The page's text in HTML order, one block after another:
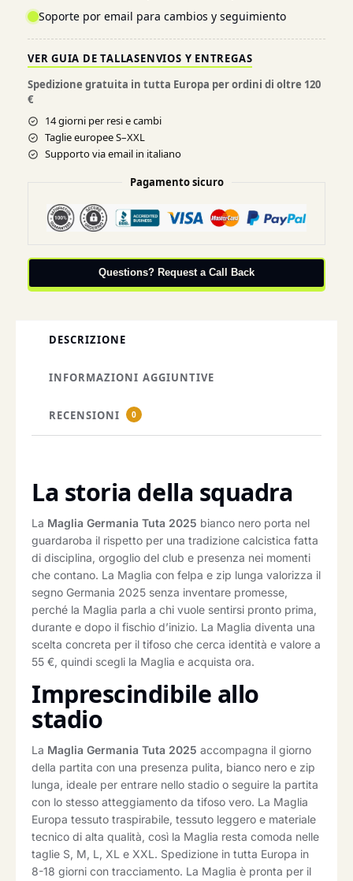
Soporte por email para cambios y seguimiento
VER GUIA DE TALLASENVIOS Y ENTREGAS
Spedizione gratuita in tutta Europa per ordini di oltre 120
€
14 giorni per resi e cambi
Taglie europee S–XXL
Supporto via email in italiano
Pagamento sicuro
Questions? Request a Call Back
DESCRIZIONE
INFORMAZIONI AGGIUNTIVE
RECENSIONI 0
La storia della squadra
La Maglia Germania Tuta 2025 bianco nero porta nel
guardaroba il rispetto per una tradizione calcistica fatta
di disciplina, orgoglio del club e presenza nei momenti
che contano. La Maglia con felpa e zip lunga valorizza il
segno Germania 2025 senza inventare promesse,
perché la Maglia parla a chi vuole sentirsi pronto prima,
durante e dopo il fischio d’inizio. La Maglia diventa una
scelta concreta per il tifoso che cerca identità e valore a
55 €, quindi scegli la Maglia e acquista ora.
Imprescindibile allo
stadio
La Maglia Germania Tuta 2025 accompagna il giorno
della partita con una presenza pulita, bianco nero e zip
lunga, ideale per entrare nello stadio o seguire la partita
con lo stesso atteggiamento da tifoso vero. La Maglia
Europa tessuto traspirabile, tessuto leggero e materiale
tecnico di alta qualità, così la Maglia resta comoda nelle
taglie S, M, L, XL e XXL. Spedizione in tutta Europa in
8-18 giorni con tracciamento. La Maglia è pronta per il